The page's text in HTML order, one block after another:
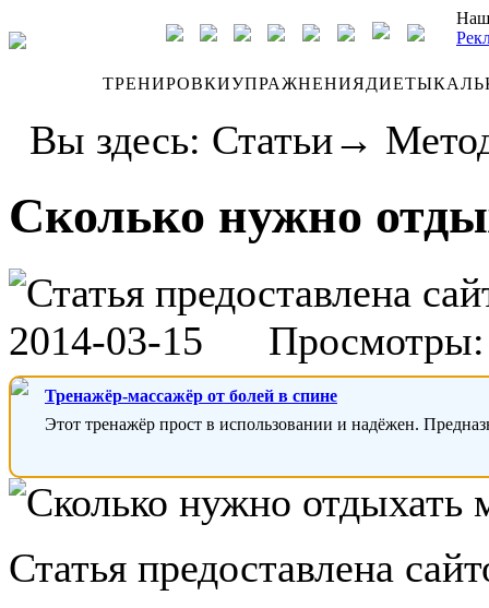
ТРЕНИРОВКИУПРАЖНЕНИЯДИЕТЫ
Вы здесь: Статьи→
Сколько нужно
Статья предоставлена
2014-03-15
Тренажёр-массажёр от болей в спине
Этот тренажёр прост в использовании и надёжен.
Статья предоставлена